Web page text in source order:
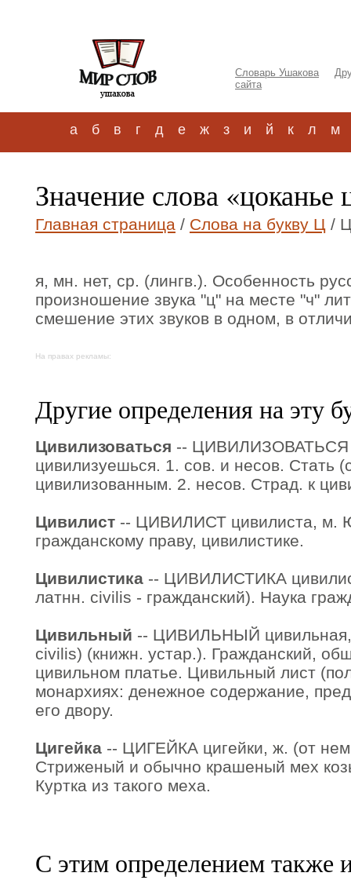
Словарь Ушакова
сайта
а б в г д е ж з и й к л м
Значение слова «цоканье
Главная страница / Слова на букву Ц /
я, мн. нет, ср. (лингв.). Особенность
произношение звука "ц" на месте "ч"
смешение этих звуков в одном, в
На правах рекламы:
Другие определения на эту
Цивилизоваться -- ЦИВИЛИЗОВАТЬСЯ
цивилизуешься. 1. сов. и несов. Стать
цивилизованным. 2. несов. Страд. к
Цивилист -- ЦИВИЛИСТ цивилиста, м.
гражданскому праву, цивилистике.
Цивилистика -- ЦИВИЛИСТИКА
латнн. civilis - гражданский). Наука
Цивильный -- ЦИВИЛЬНЫЙ цивильная,
civilis) (книжн. устар.). Гражданский,
цивильном платье. Цивильный лист
монархиях: денежное содержание,
его двору.
Цигейка -- ЦИГЕЙКА цигейки, ж. (от
Стриженый и обычно крашеный мех
Куртка из такого меха.
С этим определением также